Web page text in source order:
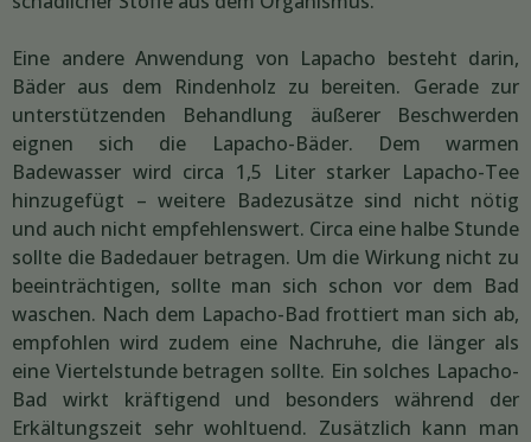
Eine andere Anwendung von Lapacho besteht darin,
Bäder aus dem Rindenholz zu bereiten. Gerade zur
unterstützenden Behandlung äußerer Beschwerden
eignen sich die Lapacho-Bäder. Dem warmen
Badewasser wird circa 1,5 Liter starker Lapacho-Tee
hinzugefügt – weitere Badezusätze sind nicht nötig
und auch nicht empfehlenswert. Circa eine halbe Stunde
sollte die Badedauer betragen. Um die Wirkung nicht zu
beeinträchtigen, sollte man sich schon vor dem Bad
waschen. Nach dem Lapacho-Bad frottiert man sich ab,
empfohlen wird zudem eine Nachruhe, die länger als
eine Viertelstunde betragen sollte. Ein solches Lapacho-
Bad wirkt kräftigend und besonders während der
Erkältungszeit sehr wohltuend. Zusätzlich kann man